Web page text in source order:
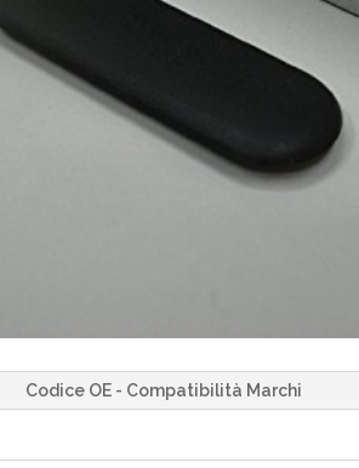
Codice OE - Compatibilità Marchi